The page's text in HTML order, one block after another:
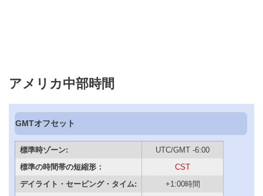
アメリカ中部時間
GMTオフセット
標準時ゾーン:
UTC/GMT -6:00
標準の時間帯の短縮形：
CST
デイライト・セービング・タイム:
+1:00時間